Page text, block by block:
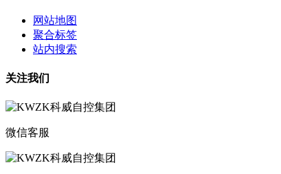
网站地图
聚合标签
站内搜索
关注我们
微信客服